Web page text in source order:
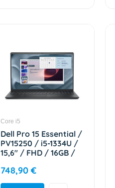
Core i5
Dell Pro 15 Essential /
PV15250 / i5-1334U /
15,6" / FHD / 16GB /
/ Silver / 3R NBD
H67ND
748,90 €